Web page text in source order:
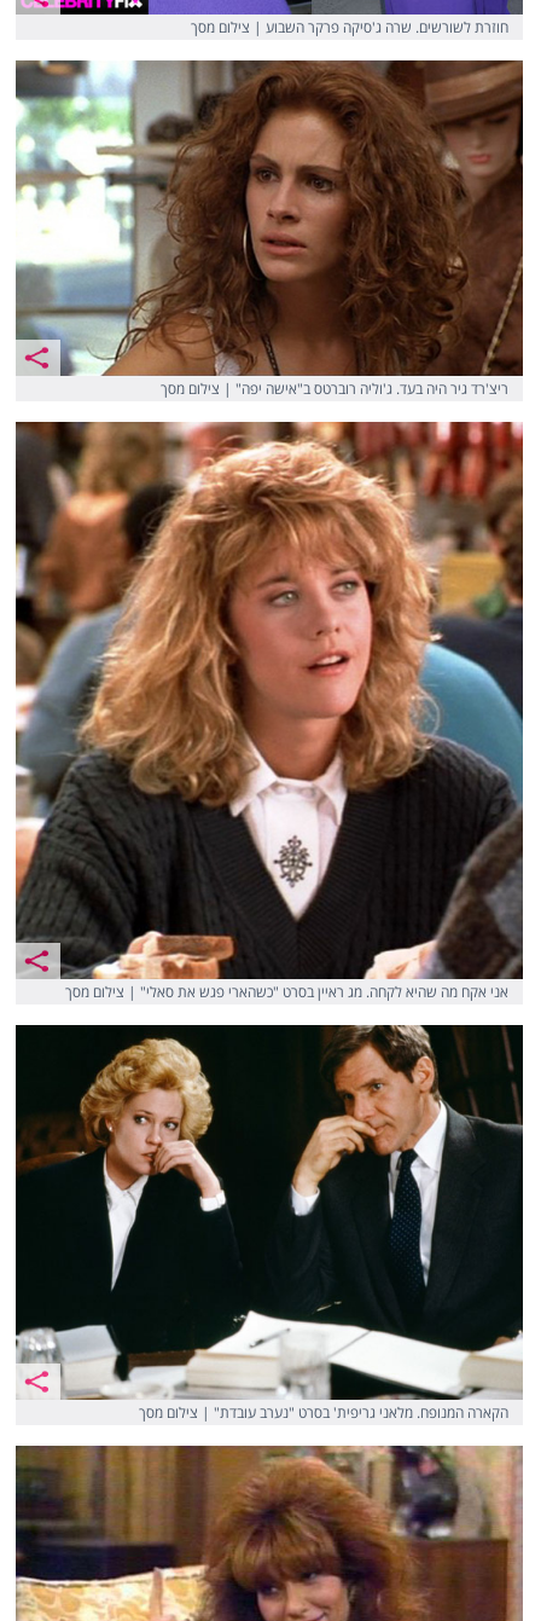
חוזרת לשורשים. שרה ג'סיקה פרקר השבוע | צילום מסך
ריצ'רד גיר היה בעד. ג'וליה רוברטס ב"אישה יפה" | צילום מסך
אני אקח מה שהיא לקחה. מג ראיין בסרט "כשהארי פגש את סאלי" | צילום מסך
הקארה המנופח. מלאני גריפית' בסרט "נערב עובדת" | צילום מסך